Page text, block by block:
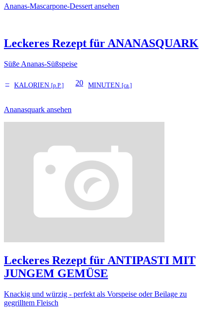
Ananas-Mascarpone-Dessert ansehen
Leckeres Rezept für ANANASQUARK
Süße Ananas-Süßspeise
– KALORIEN [p.P.] 20 MINUTEN [ca.]
Ananasquark ansehen
Leckeres Rezept für ANTIPASTI MIT
JUNGEM GEMÜSE
Knackig und würzig - perfekt als Vorspeise oder Beilage zu
gegrilltem Fleisch